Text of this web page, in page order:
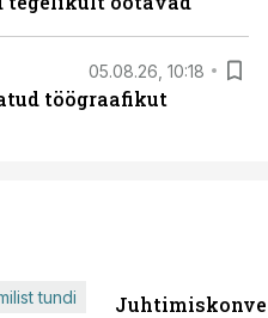
05.08.26, 10:18
töögraafikut
tundi